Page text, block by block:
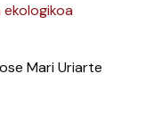
Mari Uriarte